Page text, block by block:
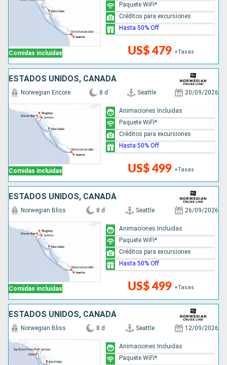
Comidas incluidas US$ 479 +Tasas
Paquete WiFi*
Créditos para excursiones
Hasta 50% Off
ESTADOS UNIDOS, CANADÁ
Comidas incluidas
Norwegian Encore 8 d Seattle 20/09/2026
US$ 499 +Tasas
Animaciones Incluidas
Paquete WiFi*
Créditos para excursiones
Hasta 50% Off
ESTADOS UNIDOS, CANADÁ
Comidas incluidas
Norwegian Bliss 8 d Seattle 26/09/2026
US$ 499 +Tasas
Animaciones Incluidas
Paquete WiFi*
Créditos para excursiones
Hasta 50% Off
ESTADOS UNIDOS, CANADÁ
Norwegian Bliss 8 d Seattle 12/09/2026
Animaciones Incluidas
Paquete WiFi*